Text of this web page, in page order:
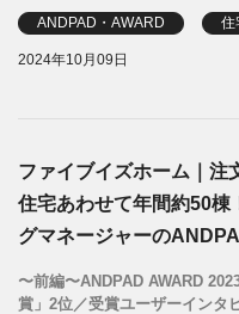
ANDPAD・AWARD 住
2024年10月09日
ファイブイズホーム｜注
住宅あわせて年間約50
グマネージャーの
〜前編〜ANDPAD AWARD
賞」2位／受賞ユーザーインタ